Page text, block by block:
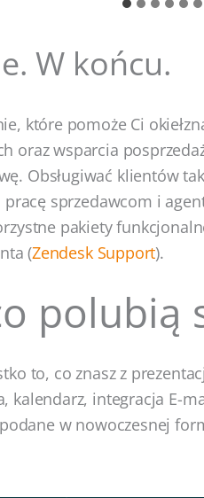
W końcu.
które pomoże Ci
oraz wsparcia
Obsługiwać klientów
pracę sprzedawcom i
pakiety
(Zendesk Support).
polubią
to, co znasz z
kalendarz, integracja E-
w nowoczesnej